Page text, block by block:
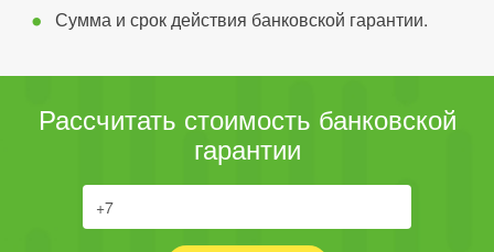
Сумма и срок действия банковской гарантии.
Рассчитать стоимость банковской
гарантии